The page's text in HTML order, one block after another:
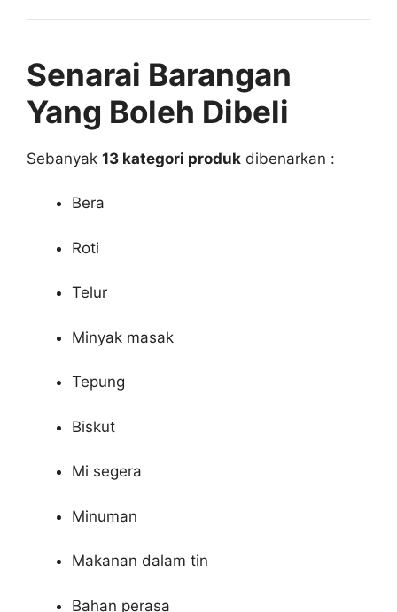
Senarai Barangan
Yang Boleh Dibeli
Sebanyak 13 kategori produk dibenarkan :
Bera
Roti
Telur
Minyak masak
Tepung
Biskut
Mi segera
Minuman
Makanan dalam tin
Bahan perasa